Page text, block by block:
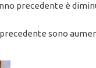
precedente è
sono